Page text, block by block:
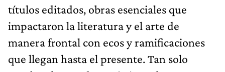
títulos editados, obras esenciales que
impactaron la literatura y el arte de
manera frontal con ecos y ramificaciones
que llegan hasta el presente. Tan solo